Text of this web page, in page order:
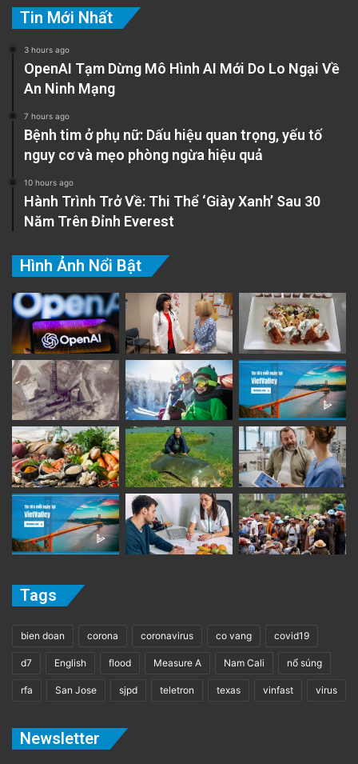
Tin Mới Nhất
3 hours ago
OpenAI Tạm Dừng Mô Hình AI Mới Do Lo Ngại Về
An Ninh Mạng
7 hours ago
Bệnh tim ở phụ nữ: Dấu hiệu quan trọng, yếu tố
nguy cơ và mẹo phòng ngừa hiệu quả
10 hours ago
Hành Trình Trở Về: Thi Thể ‘Giày Xanh’ Sau 30
Năm Trên Đỉnh Everest
Hình Ảnh Nổi Bật
Tags
bien doan corona coronavirus co vang covid19
d7 English flood Measure A Nam Cali nổ súng
rfa San Jose sjpd teletron texas vinfast virus
Newsletter